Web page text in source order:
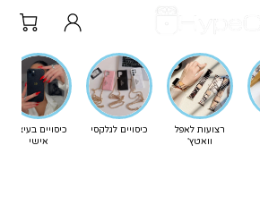
רצועות לאפל
וואטץ'
כיסויים לגלקסי
כיסויים בעיצוב
אישי